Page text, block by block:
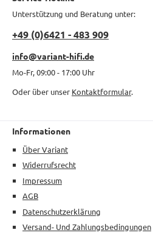
Unterstützung und Beratung unter:
+49 (0)6421 - 483 909
info@variant-hifi.de
Mo-Fr, 09:00 - 17:00 Uhr
Oder über unser Kontaktformular.
Informationen
Über Variant
Widerrufsrecht
Impressum
AGB
Datenschutzerklärung
Versand- Und Zahlungsbedingungen